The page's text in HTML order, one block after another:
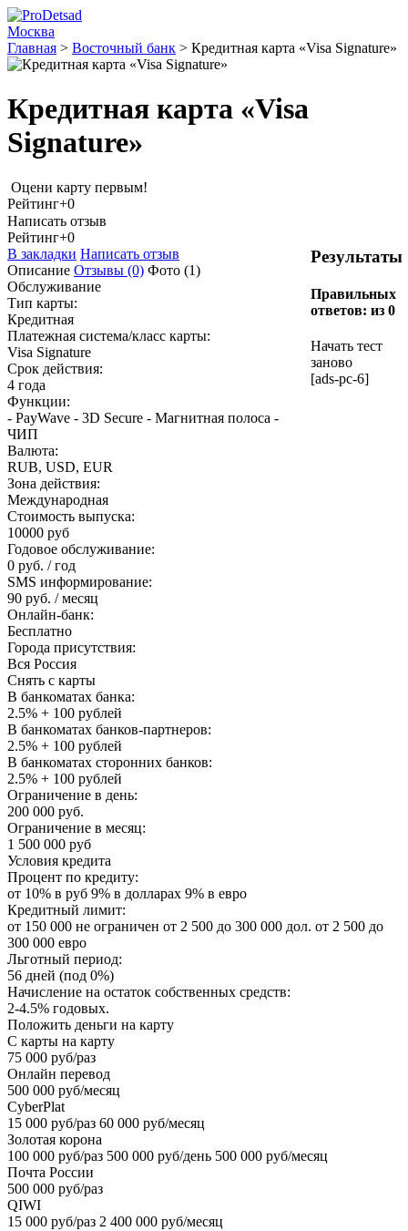
Москва
Главная > Восточный банк > Кредитная карта «Visa Signature»
Кредитная карта «Visa
Signature»
Оцени карту первым!
Рейтинг+0
Написать отзыв
Результаты
Правильных
ответов: из 0
Начать тест
заново
[ads-pc-6]
Рейтинг+0
В закладки Написать отзыв
Описание Отзывы (0) Фото (1)
Обслуживание
Тип карты:
Кредитная
Платежная система/класс карты:
Visa Signature
Срок действия:
4 года
Функции:
- PayWave - 3D Secure - Магнитная полоса -
ЧИП
Валюта:
RUB, USD, EUR
Зона действия:
Международная
Стоимость выпуска:
10000 руб
Годовое обслуживание:
0 руб. / год
SMS информирование:
90 руб. / месяц
Онлайн-банк:
Бесплатно
Города присутствия:
Вся Россия
Снять с карты
В банкоматах банка:
2.5% + 100 рублей
В банкоматах банков-партнеров:
2.5% + 100 рублей
В банкоматах сторонних банков:
2.5% + 100 рублей
Ограничение в день:
200 000 руб.
Ограничение в месяц:
1 500 000 руб
Условия кредита
Процент по кредиту:
от 10% в руб 9% в долларах 9% в евро
Кредитный лимит:
от 150 000 не ограничен от 2 500 до 300 000 дол. от 2 500 до
300 000 евро
Льготный период:
56 дней (под 0%)
Начисление на остаток собственных средств:
2-4.5% годовых.
Положить деньги на карту
С карты на карту
75 000 руб/раз
Онлайн перевод
500 000 руб/месяц
CyberPlat
15 000 руб/раз 60 000 руб/месяц
Золотая корона
100 000 руб/раз 500 000 руб/день 500 000 руб/месяц
Почта России
500 000 руб/раз
QIWI
15 000 руб/раз 2 400 000 руб/месяц